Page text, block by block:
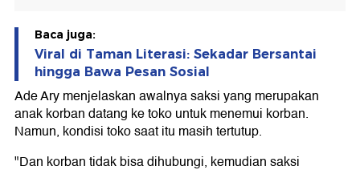
Baca juga:
Viral di Taman Literasi: Sekadar Bersantai
hingga Bawa Pesan Sosial
Ade Ary menjelaskan awalnya saksi yang merupakan
anak korban datang ke toko untuk menemui korban.
Namun, kondisi toko saat itu masih tertutup.
"Dan korban tidak bisa dihubungi, kemudian saksi